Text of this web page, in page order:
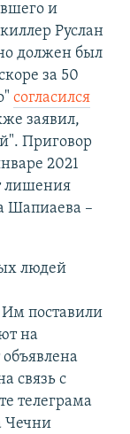
и
Руслан
должен был
за 50
согласился
заявил,
Приговор
2021
лишения
Шапиаева –
людей
поставили
на
связь с
телеграма
Чечни